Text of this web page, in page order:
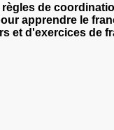
de
apprendre le
et d'exercices de